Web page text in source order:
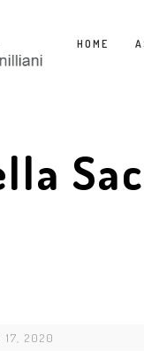
HOME
17, 2020